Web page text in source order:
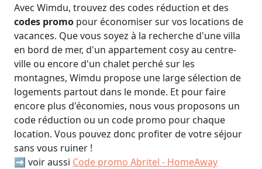
Avec Wimdu, trouvez des codes réduction et des
codes promo pour économiser sur vos locations de
vacances. Que vous soyez à la recherche d'une villa
en bord de mer, d'un appartement cosy au centre-
ville ou encore d'un chalet perché sur les
montagnes, Wimdu propose une large sélection de
logements partout dans le monde. Et pour faire
encore plus d'économies, nous vous proposons un
code réduction ou un code promo pour chaque
location. Vous pouvez donc profiter de votre séjour
sans vous ruiner !
➡️ voir aussi Code promo Abritel - HomeAway